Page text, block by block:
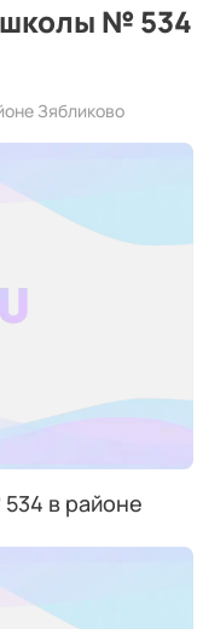
школы № 534
Зябликово
в районе